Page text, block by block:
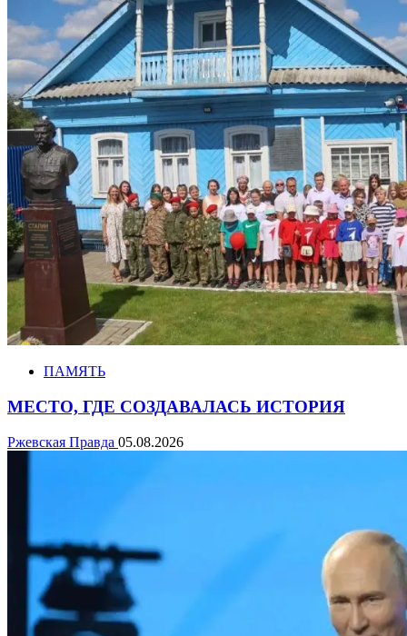
ПАМЯТЬ
МЕСТО, ГДЕ СОЗДАВАЛАСЬ ИСТОРИЯ
Ржевская Правда 05.08.2026